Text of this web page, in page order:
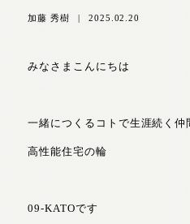
加藤 秀樹 | 2025.02.20
みなさまこんにちは
一緒につくるコトで生涯続く仲
高性能住宅の輪
09-KATOです